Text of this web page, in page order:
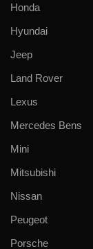
Honda
Hyundai
Jeep
Land Rover
Lexus
Mercedes Bens
Mini
Mitsubishi
Nissan
Peugeot
Porsche